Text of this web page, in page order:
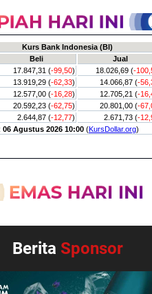
Berita Sponsor